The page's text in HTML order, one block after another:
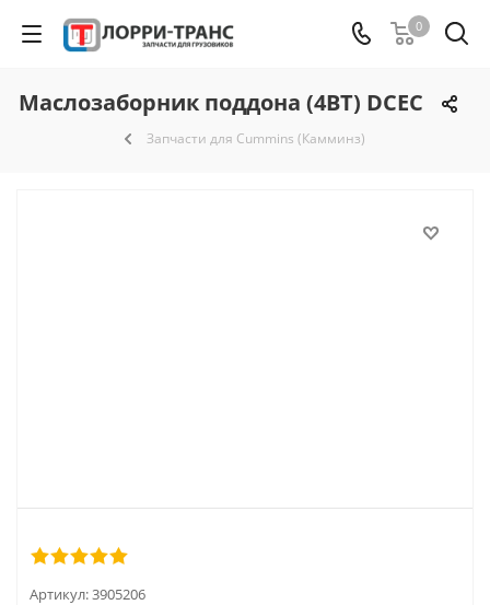
0
Маслозаборник поддона (4ВТ) DCEC
Запчасти для Cummins (Камминз)
Артикул:3905206